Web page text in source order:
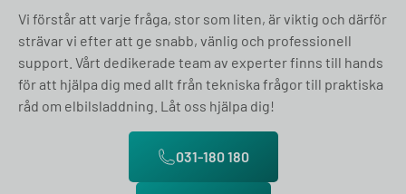
Vi förstår att varje fråga, stor som liten, är viktig och därför
strävar vi efter att ge snabb, vänlig och professionell
support. Vårt dedikerade team av experter finns till hands
för att hjälpa dig med allt från tekniska frågor till praktiska
råd om elbilsladdning. Låt oss hjälpa dig!
031-180 180